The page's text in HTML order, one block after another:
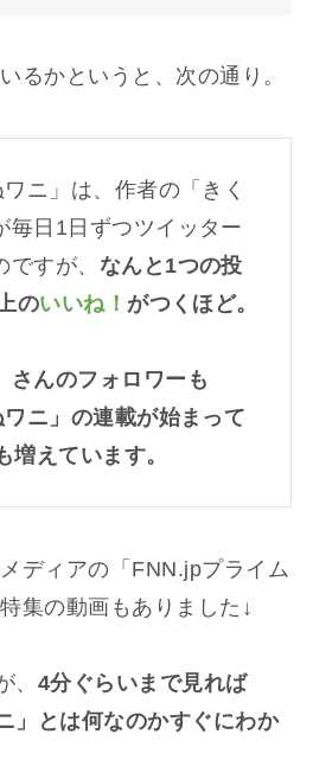
るかというと、次の通り。
ワニ」は、作者の「きく
毎日1日ずつツイッター
すが、 なんと1つの投
のいいね！ がつくほど。
さんのフォロワーも
ワニ」の連載が始まって
増えています。
ディアの「FNN.jpプライム
集の動画もありました↓
、 4分ぐらいまで見れば
」とは何なのかすぐにわか